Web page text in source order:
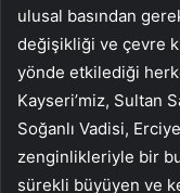
ulusal basından
değişikliği ve çevre
yönde etkilediği
Kayseri’miz, Sultan
Soğanlı Vadisi,
zenginlikleriyle bir
sürekli büyüyen ve